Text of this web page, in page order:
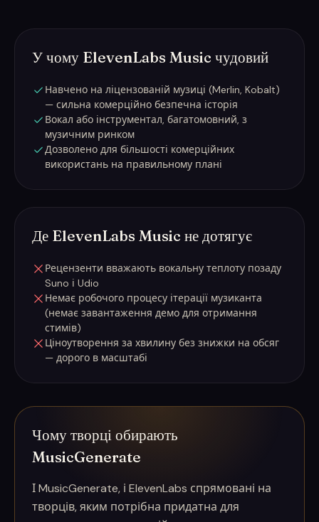
У чому ElevenLabs Music чудовий
Навчено на ліцензованій музиці (Merlin, Kobalt)
— сильна комерційно безпечна історія
Вокал або інструментал, багатомовний, з
музичним ринком
Дозволено для більшості комерційних
використань на правильному плані
Де ElevenLabs Music не дотягує
Рецензенти вважають вокальну теплоту позаду
Suno і Udio
Немає робочого процесу ітерації музиканта
(немає завантаження демо для отримання
стимів)
Ціноутворення за хвилину без знижки на обсяг
— дорого в масштабі
Чому творці обирають
MusicGenerate
І MusicGenerate, і ElevenLabs спрямовані на
творців, яким потрібна придатна для